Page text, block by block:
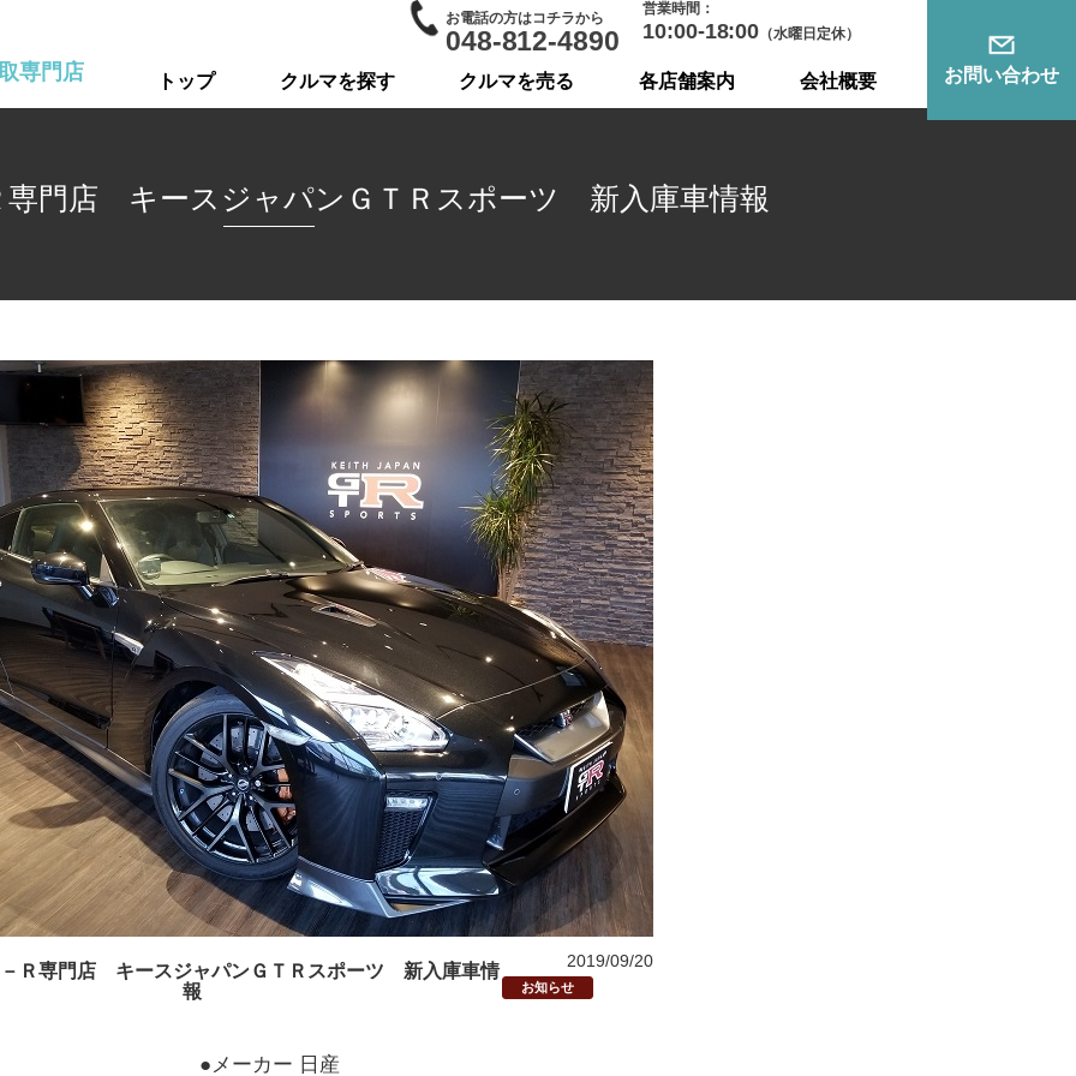
専門店
お電話の方はコチラから
048-812-4890
営業時間：
10:00-18:00 （水曜日定休）
トップ クルマを探す クルマを売る 各店舗案内 会社概要 お問い合わせ
門店 キースジャパンＧＴＲスポーツ 新入庫車情報
Ｒ専門店 キースジャパンＧＴＲスポーツ 新入庫車情
報
2019/09/20
お知らせ
●メーカー 日産